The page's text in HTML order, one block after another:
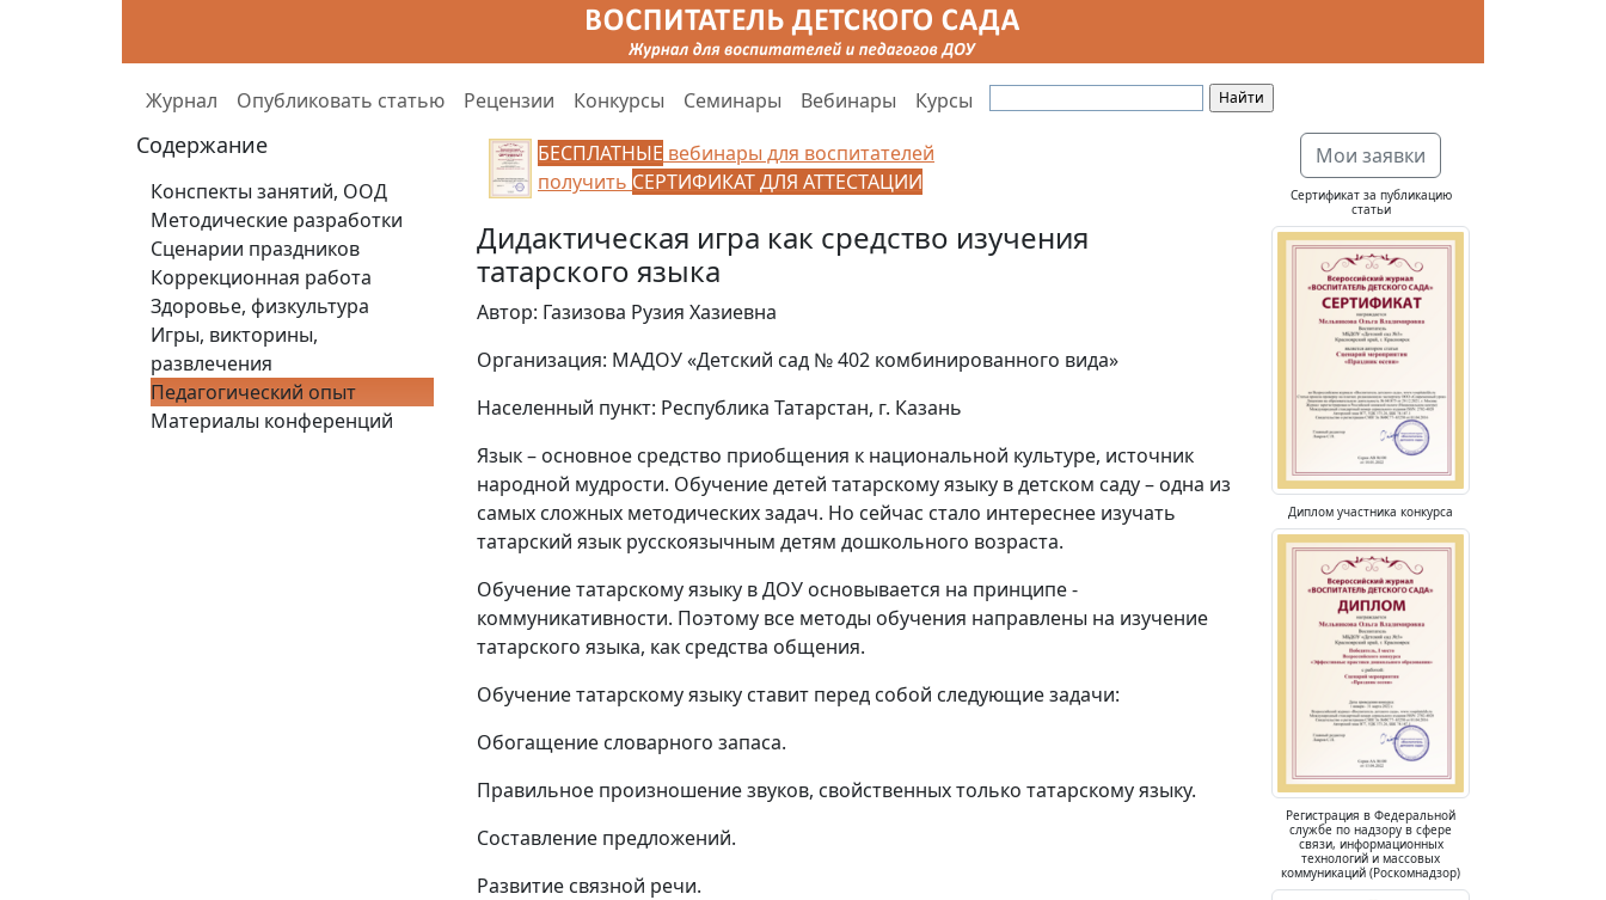
Журнал Опубликовать статью Рецензии Конкурсы Семинары Вебинары Курсы
Содержание
Конспекты занятий, ООД
Методические разработки
Сценарии праздников
Коррекционная работа
Здоровье, физкультура
Игры, викторины,
развлечения
Педагогический опыт
Материалы конференций
БЕСПЛАТНЫЕ вебинары для воспитателей
получить СЕРТИФИКАТ ДЛЯ АТТЕСТАЦИИ
Дидактическая игра как средство изучения
татарского языка
Автор: Газизова Рузия Хазиевна
Организация: МАДОУ «Детский сад № 402 комбинированного вида»
Населенный пункт: Республика Татарстан, г. Казань
Язык – основное средство приобщения к национальной культуре, источник
народной мудрости. Обучение детей татарскому языку в детском саду – одна из
самых сложных методических задач. Но сейчас стало интереснее изучать
татарский язык русскоязычным детям дошкольного возраста.
Обучение татарскому языку в ДОУ основывается на принципе -
коммуникативности. Поэтому все методы обучения направлены на изучение
татарского языка, как средства общения.
Обучение татарскому языку ставит перед собой следующие задачи:
Обогащение словарного запаса.
Правильное произношение звуков, свойственных только татарскому языку.
Составление предложений.
Развитие связной речи.
Мои заявки
Сертификат за публикацию
статьи
Диплом участника конкурса
Регистрация в Федеральной
службе по надзору в сфере
связи, информационных
технологий и массовых
коммуникаций (Роскомнадзор)